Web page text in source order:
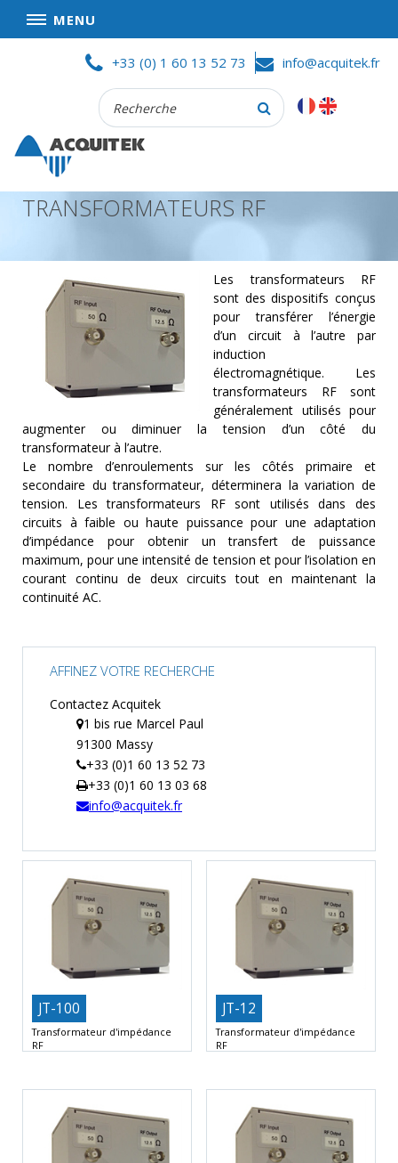
MENU
BONNES AFFAIRES
CONDITIONS GÉNÉRALES DE VENTES
CONFIDENTIALITÉ
ACQUISITION
DONNÉES
ET
TEMPS
ET
FRÉQUENCES
FORMAT
MARQUES
ACTUALITÉS
+33 (0) 1 60 13 52 73 info@acquitek.fr
Recherche
:
TRANSFORMATEURS RF
Les transformateurs RF
sont des dispositifs conçus
pour transférer l’énergie
d’un circuit à l’autre par
induction
électromagnétique. Les
transformateurs RF sont
généralement utilisés pour
augmenter ou diminuer la tension d’un côté du
transformateur à l’autre.
Le nombre d’enroulements sur les côtés primaire et
secondaire du transformateur, déterminera la variation de
tension. Les transformateurs RF sont utilisés dans des
circuits à faible ou haute puissance pour une adaptation
d’impédance pour obtenir un transfert de puissance
maximum, pour une intensité de tension et pour l’isolation en
courant continu de deux circuits tout en maintenant la
continuité AC.
AFFINEZ VOTRE RECHERCHE
Contactez Acquitek
1 bis rue Marcel Paul
91300 Massy
+33 (0)1 60 13 52 73
+33 (0)1 60 13 03 68
info@acquitek.fr
JT-100
Transformateur d'impédance
RF
JT-12
Transformateur d'impédance
RF